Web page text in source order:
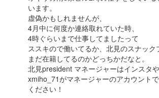
います。
虚偽かもしれませんが、
4月中に何度か連絡取れていた時、
4時ぐらいまで仕事してましたって
ススキので働いてるか、北見のスナック
まだ在籍してるのかどっちかだなと。
北見president マネージャーはインスタ
xmiho_71がマネージャーのアカウント
ください！